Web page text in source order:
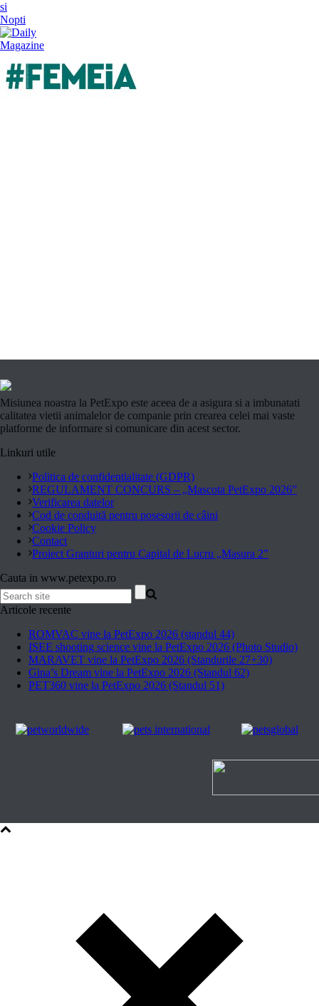
Misiunea noastra la PetExpo este aceea de a asigura si a imbunatati
calitatea vietii animalelor de companie prin crearea celei mai vaste
platforme de informare si comunicare din acest sector.
Linkuri utile
Politica de confidentialitate (GDPR)
REGULAMENT CONCURS – „Mascota PetExpo 2026”
Verificarea datelor
Cod de conduită pentru posesorii de câini
Cookie Policy
Contact
Proiect Granturi pentru Capital de Lucru „Masura 2”
Cauta in www.petexpo.ro
Articole recente
ROMVAC vine la PetExpo 2026 (standul 44)
ISEE shooting science vine la PetExpo 2026 (Photo Studio)
MARAVET vine la PetExpo 2026 (Standurile 27+30)
Gina’s Dream vine la PetExpo 2026 (Standul 62)
PET360 vine la PetExpo 2026 (Standul 51)